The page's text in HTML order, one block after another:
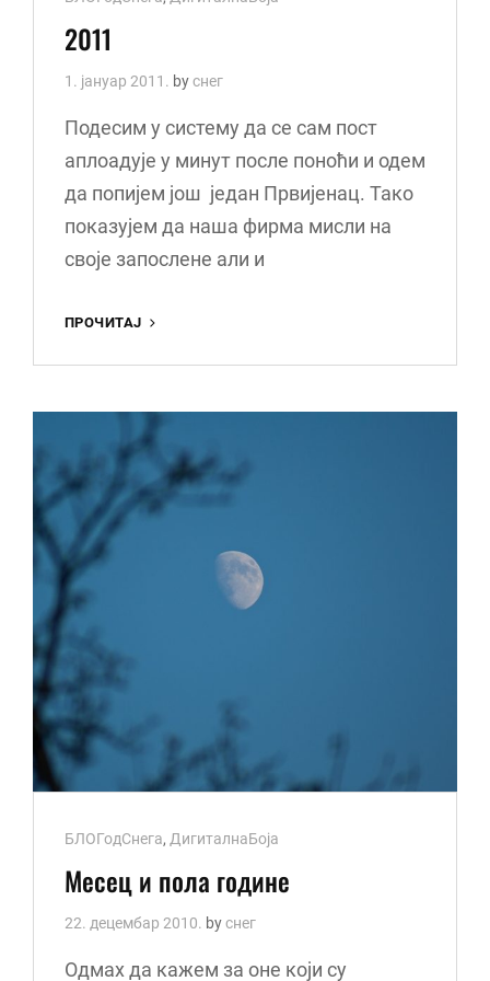
Links
2011
1. јануар 2011. byснег
Подесим у систему да се сам пост
аплоадује у минут после поноћи и одем
да попијем још један Првијенац. Тако
показујем да наша фирма мисли на
своје запослене али и
ПРОЧИТАЈ
Cat
Links
БЛОГодСнега, ДигиталнаБоја
Месец и пола године
22. децембар 2010. byснег
Одмах да кажем за оне који су